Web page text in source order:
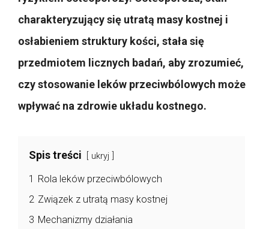
charakteryzujący się utratą masy kostnej i
osłabieniem struktury kości, stała się
przedmiotem licznych badań, aby zrozumieć,
czy stosowanie leków przeciwbólowych może
wpływać na zdrowie układu kostnego.
Spis treści ukryj
1 Rola leków przeciwbólowych
2 Związek z utratą masy kostnej
3 Mechanizmy działania